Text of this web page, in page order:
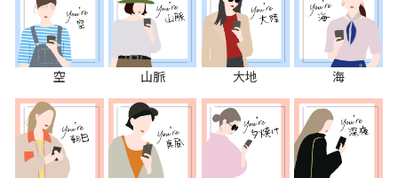
空 山脈 大地 海